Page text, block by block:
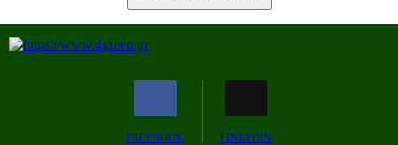
FACEBOOK LINKEDIN